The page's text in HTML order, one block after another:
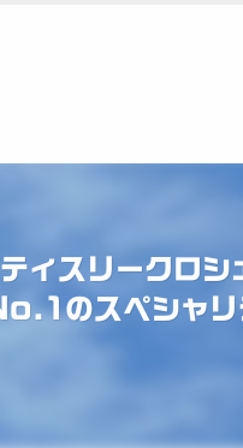
リークロシェ
のスペシャリ